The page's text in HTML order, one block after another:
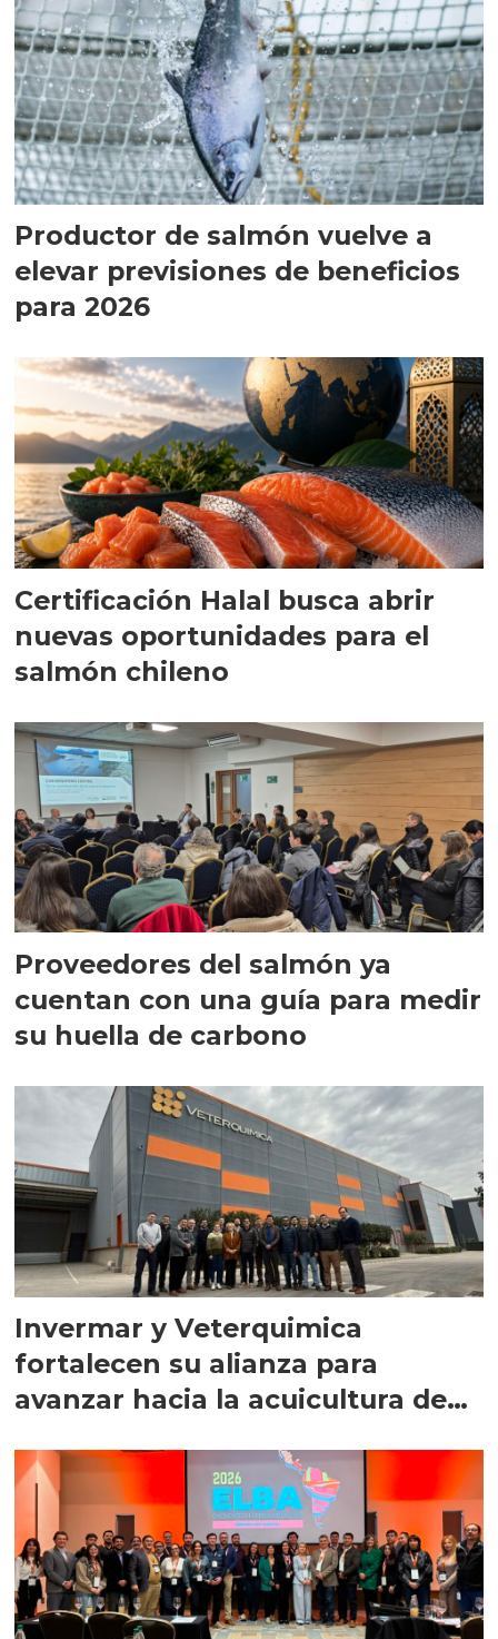
Productor de salmón vuelve a
elevar previsiones de beneficios
para 2026
Certificación Halal busca abrir
nuevas oportunidades para el
salmón chileno
Proveedores del salmón ya
cuentan con una guía para medir
su huella de carbono
Invermar y Veterquimica
fortalecen su alianza para
avanzar hacia la acuicultura de